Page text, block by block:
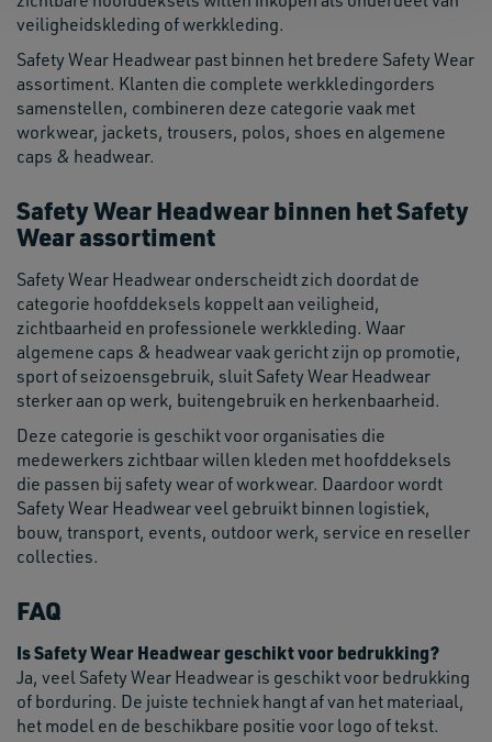
veiligheidskleding of werkkleding.
Safety Wear Headwear past binnen het bredere Safety Wear
assortiment. Klanten die complete werkkledingorders
samenstellen, combineren deze categorie vaak met
workwear, jackets, trousers, polos, shoes en algemene
caps & headwear.
Safety Wear Headwear binnen het Safety
Wear assortiment
Safety Wear Headwear onderscheidt zich doordat de
categorie hoofddeksels koppelt aan veiligheid,
zichtbaarheid en professionele werkkleding. Waar
algemene caps & headwear vaak gericht zijn op promotie,
sport of seizoensgebruik, sluit Safety Wear Headwear
sterker aan op werk, buitengebruik en herkenbaarheid.
Deze categorie is geschikt voor organisaties die
medewerkers zichtbaar willen kleden met hoofddeksels
die passen bij safety wear of workwear. Daardoor wordt
Safety Wear Headwear veel gebruikt binnen logistiek,
bouw, transport, events, outdoor werk, service en reseller
collecties.
FAQ
Is Safety Wear Headwear geschikt voor bedrukking?
Ja, veel Safety Wear Headwear is geschikt voor bedrukking
of borduring. De juiste techniek hangt af van het materiaal,
het model en de beschikbare positie voor logo of tekst.